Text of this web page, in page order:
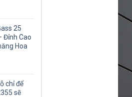
25
Đỉnh Cao
Hoa
chỉ để
sẽ